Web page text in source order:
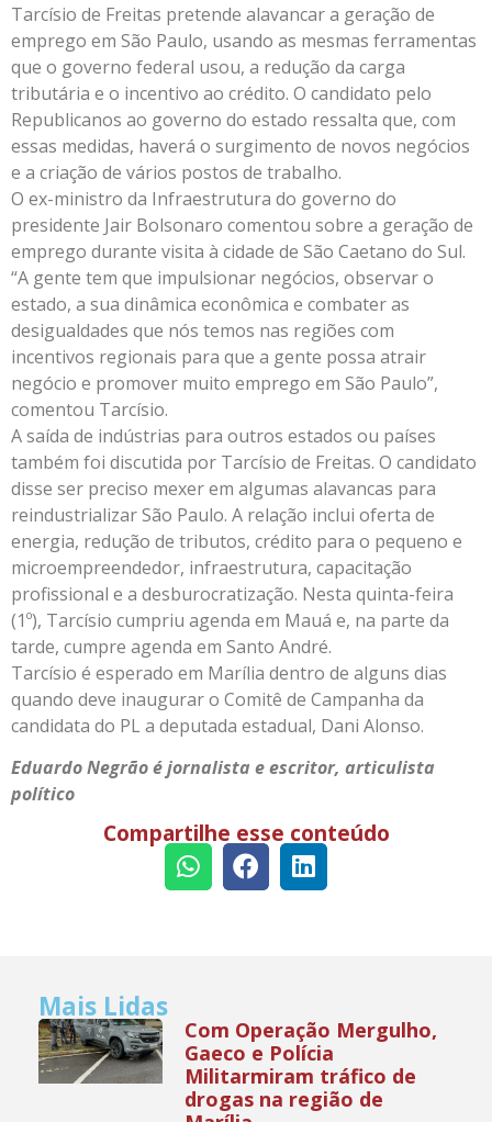
Tarcísio de Freitas pretende alavancar a geração de
emprego em São Paulo, usando as mesmas ferramentas
que o governo federal usou, a redução da carga
tributária e o incentivo ao crédito. O candidato pelo
Republicanos ao governo do estado ressalta que, com
essas medidas, haverá o surgimento de novos negócios
e a criação de vários postos de trabalho.
O ex-ministro da Infraestrutura do governo do
presidente Jair Bolsonaro comentou sobre a geração de
emprego durante visita à cidade de São Caetano do Sul.
“A gente tem que impulsionar negócios, observar o
estado, a sua dinâmica econômica e combater as
desigualdades que nós temos nas regiões com
incentivos regionais para que a gente possa atrair
negócio e promover muito emprego em São Paulo”,
comentou Tarcísio.
A saída de indústrias para outros estados ou países
também foi discutida por Tarcísio de Freitas. O candidato
disse ser preciso mexer em algumas alavancas para
reindustrializar São Paulo. A relação inclui oferta de
energia, redução de tributos, crédito para o pequeno e
microempreendedor, infraestrutura, capacitação
profissional e a desburocratização. Nesta quinta-feira
(1º), Tarcísio cumpriu agenda em Mauá e, na parte da
tarde, cumpre agenda em Santo André.
Tarcísio é esperado em Marília dentro de alguns dias
quando deve inaugurar o Comitê de Campanha da
candidata do PL a deputada estadual, Dani Alonso.
Eduardo Negrão é jornalista e escritor, articulista
político
Compartilhe esse conteúdo
Mais Lidas
Com Operação Mergulho,
Gaeco e Polícia
Militarmiram tráfico de
drogas na região de